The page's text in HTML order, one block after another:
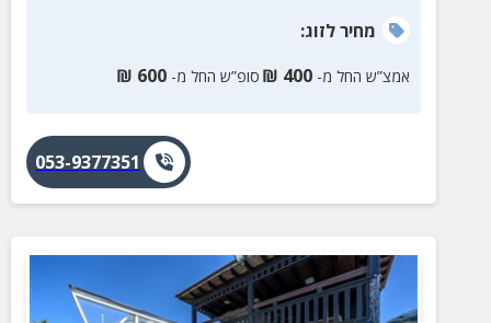
מחירלזוג:
אמצ”ש החל מ- 400
₪ סופ”ש החל מ- 600
₪
053-9377351